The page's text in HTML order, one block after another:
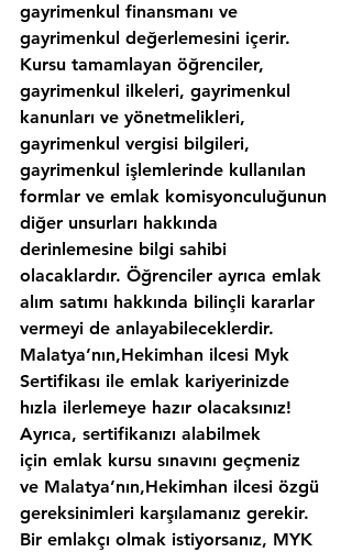
gayrimenkul finansmanı ve
gayrimenkul değerlemesini içerir.
Kursu tamamlayan öğrenciler,
gayrimenkul ilkeleri, gayrimenkul
kanunları ve yönetmelikleri,
gayrimenkul vergisi bilgileri,
gayrimenkul işlemlerinde kullanılan
formlar ve emlak komisyonculuğunun
diğer unsurları hakkında
derinlemesine bilgi sahibi
olacaklardır. Öğrenciler ayrıca emlak
alım satımı hakkında bilinçli kararlar
vermeyi de anlayabileceklerdir.
Malatya’nın,Hekimhan ilcesi Myk
Sertifikası ile emlak kariyerinizde
hızla ilerlemeye hazır olacaksınız!
Ayrıca, sertifikanızı alabilmek
için emlak kursu sınavını geçmeniz
ve Malatya’nın,Hekimhan ilcesi özgü
gereksinimleri karşılamanız gerekir.
Bir emlakçı olmak istiyorsanız, MYK